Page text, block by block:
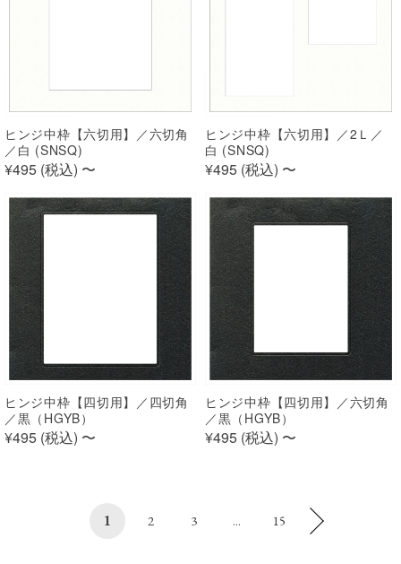
ヒンジ中枠【六切用】／六切角
／白 (SNSQ)
¥495 (税込) 〜
ヒンジ中枠【六切用】／2Ｌ／
白 (SNSQ)
¥495 (税込) 〜
ヒンジ中枠【四切用】／四切角
／黒（HGYB）
¥495 (税込) 〜
ヒンジ中枠【四切用】／六切角
／黒（HGYB）
¥495 (税込) 〜
1 2 3 ... 15